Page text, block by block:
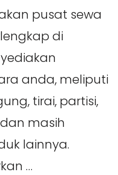
pusat sewa
di
anda, meliputi
tirai, partisi,
masih
lainnya.
…